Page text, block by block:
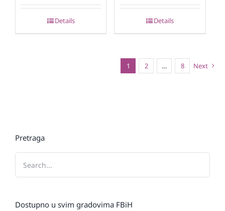
Details Details
1 2 … 8 Next
Pretraga
Dostupno u svim gradovima FBiH